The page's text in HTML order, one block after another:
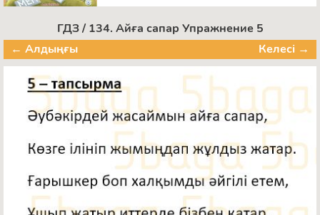
ГДЗ / 134. Айға сапар Упражнение 5
← Алдыңғы
Келесі →